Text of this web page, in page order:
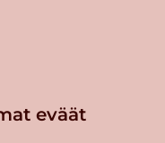
eväät